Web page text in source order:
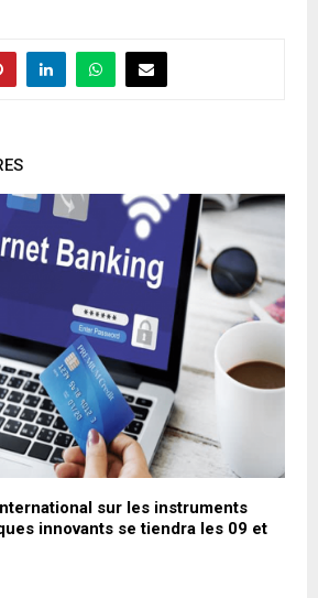
sur les instruments
innovants se tiendra les 09 et